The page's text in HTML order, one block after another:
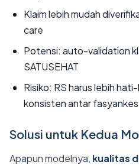
Klaim lebih mudah
care
Potensi: auto-validation
SATUSEHAT
Risiko: RS harus lebih
konsisten antar
Solusi untuk Kedua
Apapun modelnya, kualitas